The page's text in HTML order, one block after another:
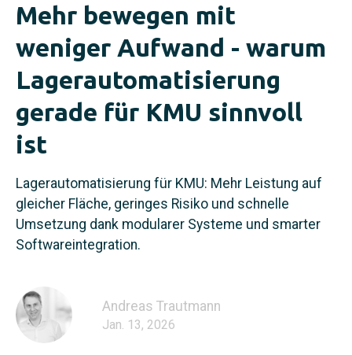
Mehr bewegen mit
weniger Aufwand - warum
Lagerautomatisierung
gerade für KMU sinnvoll
ist
Lagerautomatisierung für KMU: Mehr Leistung auf
gleicher Fläche, geringes Risiko und schnelle
Umsetzung dank modularer Systeme und smarter
Softwareintegration.
Andreas Trautmann
Jan. 13, 2026